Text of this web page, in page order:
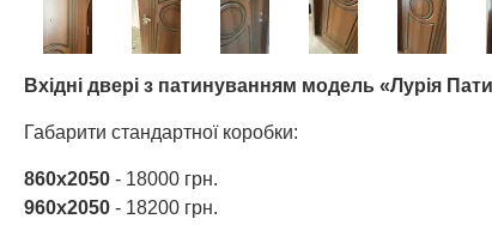
Вхідні двері з патинуванням модель «Лурія
Габарити стандартної коробки:
860х2050 - 18000 грн.
960х2050 - 18200 грн.